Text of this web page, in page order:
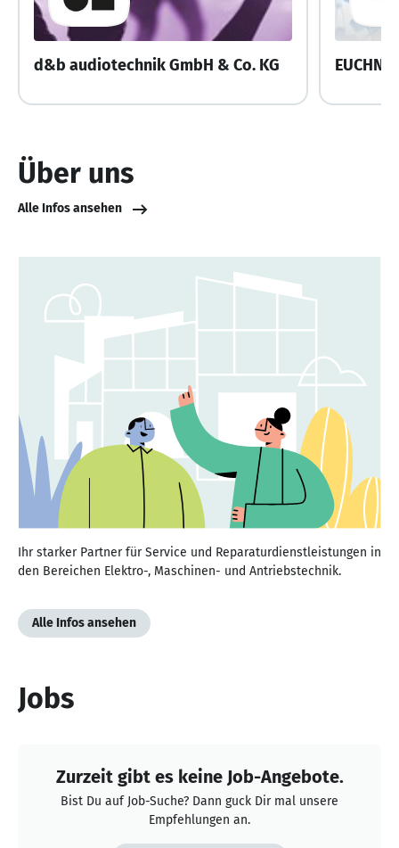
d&b audiotechnik GmbH & Co. KG
Über uns
Alle Infos ansehen
Ihr starker Partner für Service und Reparaturdienstleistungen in
den Bereichen Elektro-, Maschinen- und Antriebstechnik.
Alle Infos ansehen
Jobs
Zurzeit gibt es keine Job-Angebote.
Bist Du auf Job-Suche? Dann guck Dir mal unsere
Empfehlungen an.